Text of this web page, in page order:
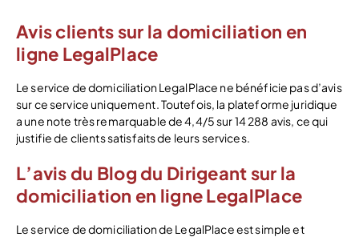
Avis clients sur la domiciliation en
ligne LegalPlace
Le service de domiciliation LegalPlace ne bénéficie pas d’avis
sur ce service uniquement. Toutefois, la plateforme juridique
a une note très remarquable de 4,4/5 sur 14 288 avis, ce qui
justifie de clients satisfaits de leurs services.
L’avis du Blog du Dirigeant sur la
domiciliation en ligne LegalPlace
Le service de domiciliation de LegalPlace est simple et